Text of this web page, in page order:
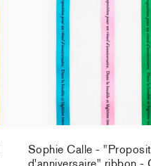
Sophie Calle -